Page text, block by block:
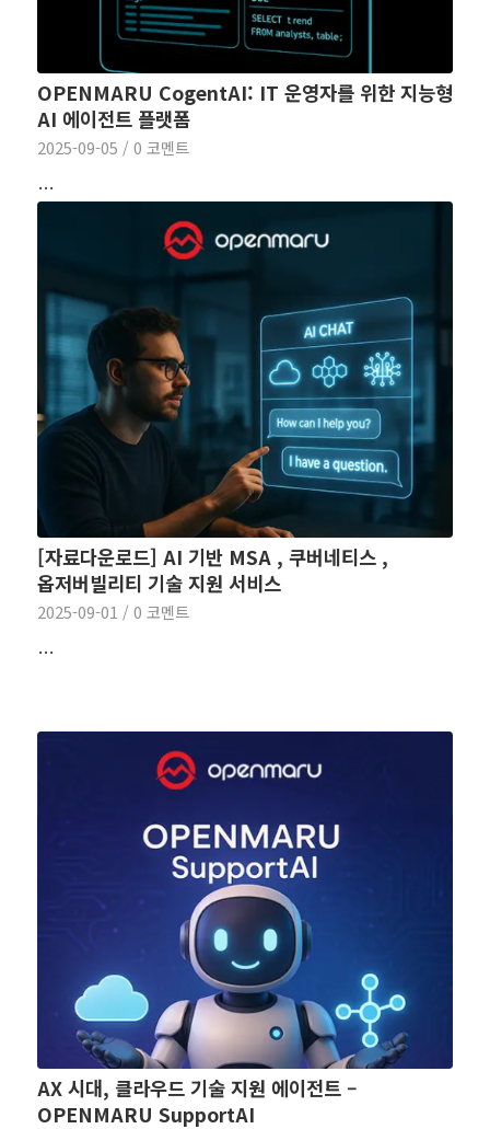
OPENMARU CogentAI: IT 운영자를 위한 지능형
AI 에이전트 플랫폼
2025-09-05 / 0 코멘트
…
[자료다운로드] AI 기반 MSA , 쿠버네티스 ,
옵저버빌리티 기술 지원 서비스
2025-09-01 / 0 코멘트
…
AX 시대, 클라우드 기술 지원 에이전트 –
OPENMARU SupportAI